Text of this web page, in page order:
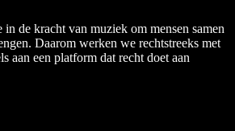
de kracht van muziek om mensen samen
Daarom werken we rechtstreeks met
aan een platform dat recht doet aan